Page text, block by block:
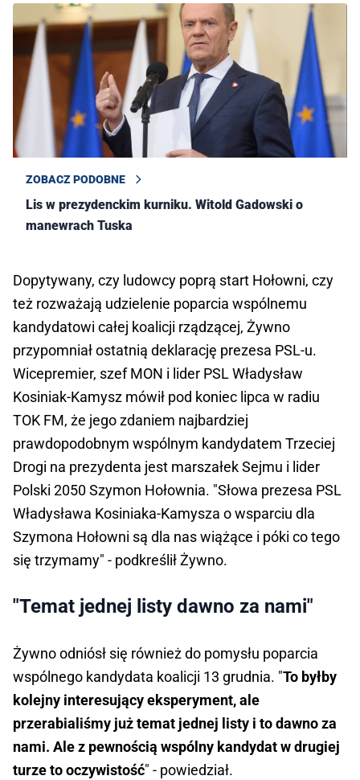
ZOBACZ PODOBNE
Lis w prezydenckim kurniku. Witold Gadowski o
manewrach Tuska
Dopytywany, czy ludowcy poprą start Hołowni, czy
też rozważają udzielenie poparcia wspólnemu
kandydatowi całej koalicji rządzącej, Żywno
przypomniał ostatnią deklarację prezesa PSL-u.
Wicepremier, szef MON i lider PSL Władysław
Kosiniak-Kamysz mówił pod koniec lipca w radiu
TOK FM, że jego zdaniem najbardziej
prawdopodobnym wspólnym kandydatem Trzeciej
Drogi na prezydenta jest marszałek Sejmu i lider
Polski 2050 Szymon Hołownia. "Słowa prezesa PSL
Władysława Kosiniaka-Kamysza o wsparciu dla
Szymona Hołowni są dla nas wiążące i póki co tego
się trzymamy" - podkreślił Żywno.
"Temat jednej listy dawno za nami"
Żywno odniósł się również do pomysłu poparcia
wspólnego kandydata koalicji 13 grudnia. "To byłby
kolejny interesujący eksperyment, ale
przerabialiśmy już temat jednej listy i to dawno za
nami. Ale z pewnością wspólny kandydat w drugiej
turze to oczywistość" - powiedział.